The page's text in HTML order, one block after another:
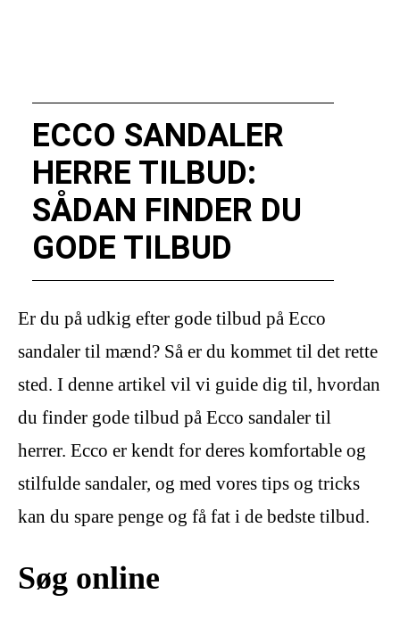
ECCO SANDALER
HERRE TILBUD:
SÅDAN FINDER DU
GODE TILBUD
Er du på udkig efter gode tilbud på Ecco
sandaler til mænd? Så er du kommet til det rette
sted. I denne artikel vil vi guide dig til, hvordan
du finder gode tilbud på Ecco sandaler til
herrer. Ecco er kendt for deres komfortable og
stilfulde sandaler, og med vores tips og tricks
kan du spare penge og få fat i de bedste tilbud.
Søg online